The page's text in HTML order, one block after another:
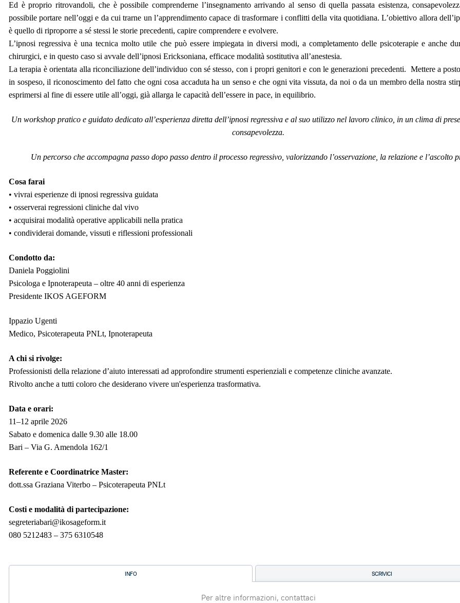
Ed è proprio ritrovandoli, che è possibile comprenderne l’insegnamento arrivando al senso di quella passata esistenza,
possibile portare nell’oggi e da cui trarne un l’apprendimento capace di trasformare i conflitti della vita quotidiana. L’obiettivo allora
è quello di riproporre a sé stessi le storie precedenti, capire comprendere e evolvere.
L’ipnosi regressiva è una tecnica molto utile che può essere impiegata in diversi modi, a completamento delle psicoterapie e anche
chirurgici, e in questo caso si avvale dell’ipnosi Ericksoniana, efficace modalità sostitutiva all’anestesia.
La terapia è orientata alla riconciliazione dell’individuo con sé stesso, con i propri genitori e con le generazioni precedenti. Mettere a
in sospeso, il riconoscimento del fatto che ogni cosa accaduta ha un senso e che ogni vita vissuta, da noi o da un membro della nostra
esprimersi al fine di essere utile all’oggi, già allarga le capacità dell’essere in pace, in equilibrio.
Un workshop pratico e guidato dedicato all’esperienza diretta dell’ipnosi regressiva e al suo utilizzo nel lavoro clinico, in un clima di
consapevolezza.
Un percorso che accompagna passo dopo passo dentro il processo regressivo, valorizzando l’osservazione, la relazione e l’ascolto
Cosa farai
• vivrai esperienze di ipnosi regressiva guidata
• osserverai regressioni cliniche dal vivo
• acquisirai modalità operative applicabili nella pratica
• condividerai domande, vissuti e riflessioni professionali
Condotto da:
Daniela Poggiolini
Psicologa e Ipnoterapeuta – oltre 40 anni di esperienza
Presidente IKOS AGEFORM
Ippazio Ugenti
Medico, Psicoterapeuta PNLt, Ipnoterapeuta
A chi si rivolge:
Professionisti della relazione d’aiuto interessati ad approfondire strumenti esperienziali e competenze cliniche avanzate.
Rivolto anche a tutti coloro che desiderano vivere un'esperienza trasformativa.
Data e orari:
11–12 aprile 2026
Sabato e domenica dalle 9.30 alle 18.00
Bari – Via G. Amendola 162/1
Referente e Coordinatrice Master:
dott.ssa Graziana Viterbo – Psicoterapeuta PNLt
Costi e modalità di partecipazione:
segreteriabari@ikosageform.it
080 5212483 – 375 6310548
INFO SCRIVICI
Per altre informazioni, contattaci